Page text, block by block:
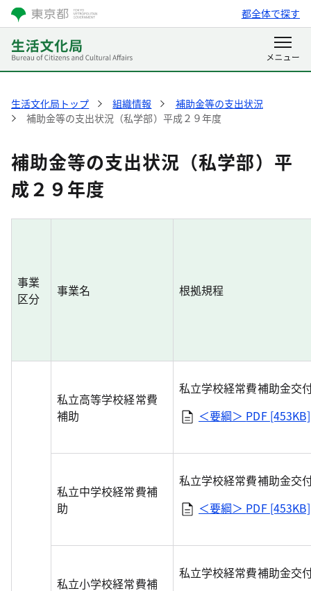
都全体で探す
生活文化局トップ 組織情報
補助金等の支出状況
補助金等の支出状況（私学部）平成２９年度
補助金等の支出状況（私学部）平
成２９年度
事業
区分
事業名 根拠規程
私立高等学校経常費
補助
私立学校経常費補助金交
＜要綱＞ PDF [453KB]
私立中学校経常費補
助
私立学校経常費補助金交
＜要綱＞ PDF [453KB]
私立小学校経常費補
私立学校経常費補助金交